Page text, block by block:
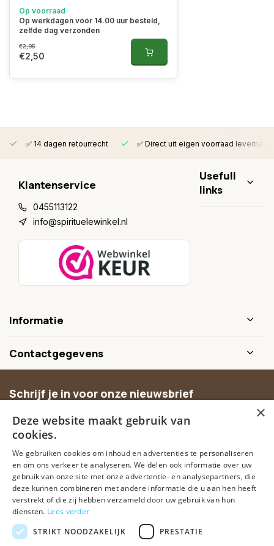
Op voorraad
Op werkdagen vóór 14.00 uur besteld,
zelfde dag verzonden
€2,95
€2,50
✅ 14 dagen retourrecht ✅ Direct uit eigen voorraad leverbaar
Klantenservice
0455113122
info@spirituelewinkel.nl
Usefull
links
Informatie
Contactgegevens
Schrijf je in voor onze nieuwsbrief
aanbiedingen.
Abonneer
×
Deze website maakt gebruik van
cookies.
We gebruiken cookies om inhoud en advertenties te personaliseren
en om ons verkeer te analyseren. We delen ook informatie over uw
gebruik van onze site met onze advertentie- en analysepartners, die
deze kunnen combineren met andere informatie die u aan hen heeft
verstrekt of die zij hebben verzameld door uw gebruik van hun
diensten. Lees verder
STRIKT NOODZAKELIJK
PRESTATIE